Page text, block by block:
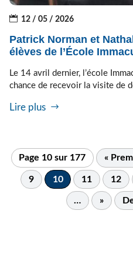
12 / 05 / 2026
Patrick Norman et
élèves de l’École
Le 14 avril dernier, l’école
chance de recevoir la visite de
Lire plus
Page 10 sur 177 «
9 10 11 12
… »